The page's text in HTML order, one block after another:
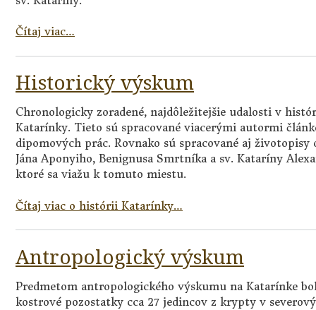
Čítaj viac…
Historický výskum
Chronologicky zoradené, najdôležitejšie udalosti v
Katarínky. Tieto sú spracované viacerými autormi
dipomových prác. Rovnako sú spracované aj životopisy
Jána Aponyiho, Benignusa Smrtníka a sv. Kataríny
ktoré sa viažu k tomuto miestu.
Čítaj viac o histórii Katarínky…
Antropologický výskum
Predmetom antropologického výskumu na Katarínke
kostrové pozostatky cca 27 jedincov z krypty v